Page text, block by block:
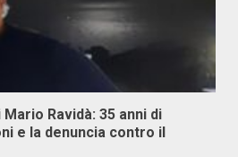
Ravidà: 35 anni di
e la denuncia contro il